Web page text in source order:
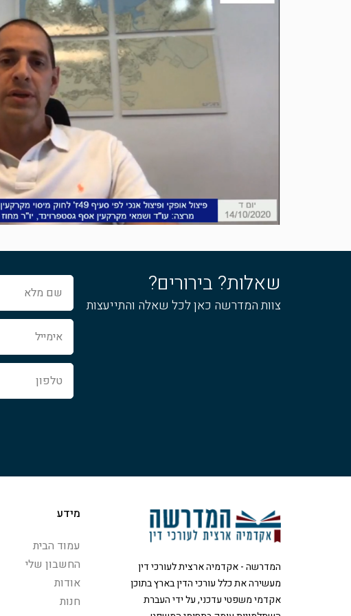
שאלות? בירורים?
צוות המדרשה כאן לכל שאלה והתייעצות
שם
מלא
אימייל
טלפון
המדרשה - אקדמיה ארצית לעורכי דין
מעשירה את כלל עורכי הדין בארץ בתוכן
אקדמי משפטי עדכני, על ידי העברת
מידע
עמוד הבית
החשבון שלי
אודות
חנות